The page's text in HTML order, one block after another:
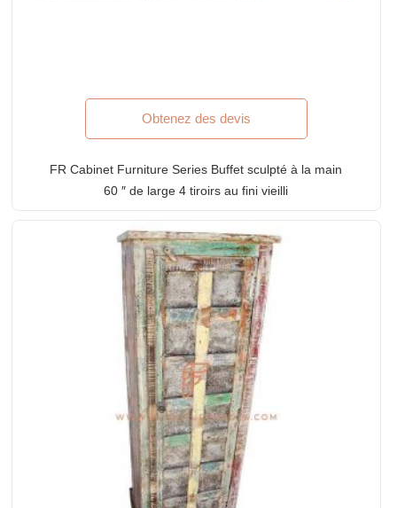
Obtenez des devis
FR Cabinet Furniture Series Buffet sculpté à la main
60 ″ de large 4 tiroirs au fini vieilli